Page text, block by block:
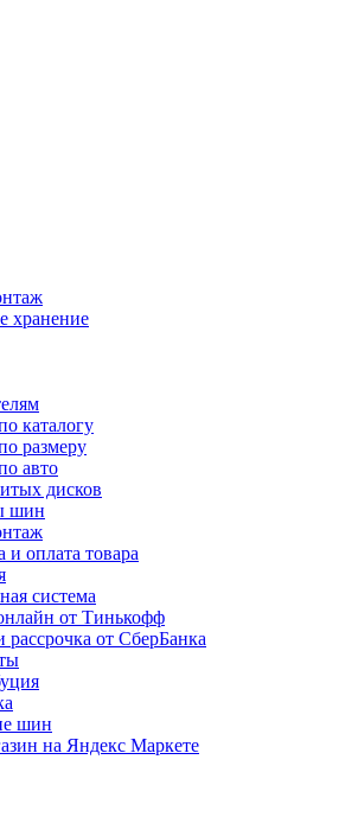
хранение
каталогу
размеру
авто
дисков
шин
и оплата товара
система
от Тинькофф
рассрочка от СберБанка
шин
на Яндекс Маркете